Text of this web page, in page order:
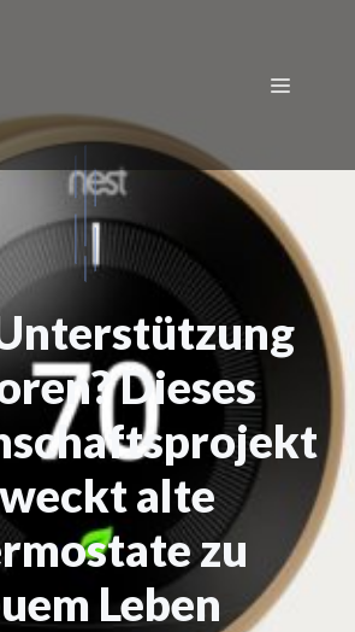
Menü
Dieses
alte
zu
Leben